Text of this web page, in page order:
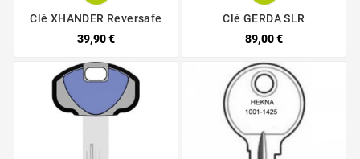
Clé XHANDER Reversafe
39,90 €
Clé GERDA SLR
89,00 €